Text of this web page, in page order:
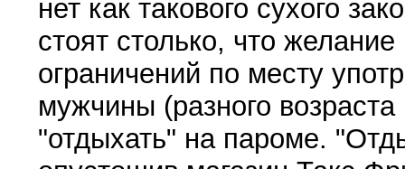
нет как такового сухого
стоят столько, что
ограничений по месту
мужчины (разного
"отдыхать" на пароме.